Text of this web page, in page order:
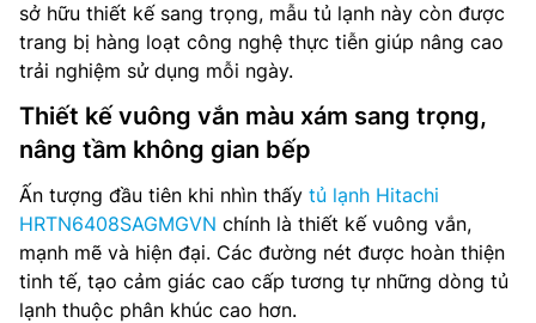
sở hữu thiết kế sang trọng, mẫu tủ lạnh này còn được
trang bị hàng loạt công nghệ thực tiễn giúp nâng cao
trải nghiệm sử dụng mỗi ngày.
Thiết kế vuông vắn màu xám sang trọng,
nâng tầm không gian bếp
Ấn tượng đầu tiên khi nhìn thấy tủ lạnh Hitachi
HRTN6408SAGMGVN chính là thiết kế vuông vắn,
mạnh mẽ và hiện đại. Các đường nét được hoàn thiện
tinh tế, tạo cảm giác cao cấp tương tự những dòng tủ
lạnh thuộc phân khúc cao hơn.